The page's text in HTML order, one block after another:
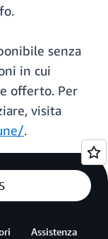
senza
in cui
offerto. Per
visita
.
Assistenza